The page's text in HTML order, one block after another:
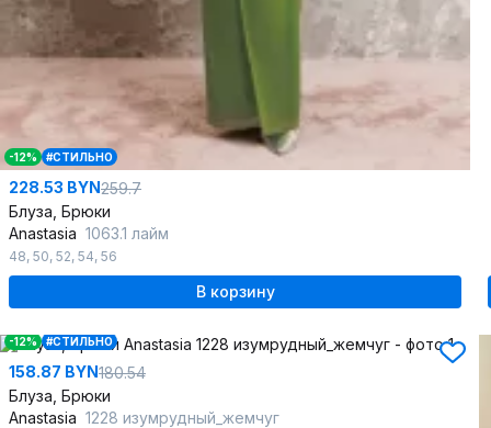
-12% #СТИЛЬНО
228.53 BYN259.7
Блуза, Брюки
Anastasia 1063.1 лайм
48, 50, 52, 54, 56
В корзину
-12% #СТИЛЬНО
158.87 BYN180.54
Блуза, Брюки
Anastasia 1228 изумрудный_жемчуг